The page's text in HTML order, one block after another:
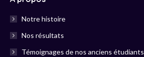
Notre histoire
Nos résultats
Témoignages de nos anciens étudiants